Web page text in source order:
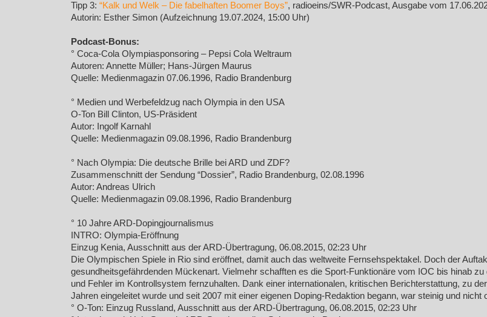
Tipp 3: “Kalk und Welk – Die fabelhaften Boomer Boys”, radioeins/SWR-Podcast, Ausgabe vom
Autorin: Esther Simon (Aufzeichnung 19.07.2024, 15:00 Uhr)
Podcast-Bonus:
° Coca-Cola Olympiasponsoring – Pepsi Cola Weltraum
Autoren: Annette Müller; Hans-Jürgen Maurus
Quelle: Medienmagazin 07.06.1996, Radio Brandenburg
° Medien und Werbefeldzug nach Olympia in den USA
O-Ton Bill Clinton, US-Präsident
Autor: Ingolf Karnahl
Quelle: Medienmagazin 09.08.1996, Radio Brandenburg
° Nach Olympia: Die deutsche Brille bei ARD und ZDF?
Zusammenschnitt der Sendung “Dossier”, Radio Brandenburg, 02.08.1996
Autor: Andreas Ulrich
Quelle: Medienmagazin 09.08.1996, Radio Brandenburg
° 10 Jahre ARD-Dopingjournalismus
INTRO: Olympia-Eröffnung
Einzug Kenia, Ausschnitt aus der ARD-Übertragung, 06.08.2015, 02:23 Uhr
Die Olympischen Spiele in Rio sind eröffnet, damit auch das weltweite Fernsehspektakel. Doch der
gesundheitsgefährdenden Mückenart. Vielmehr schafften es die Sport-Funktionäre vom IOC bis hinab
und Fehler im Kontrollsystem fernzuhalten. Dank einer internationalen, kritischen Berichterstattung, zu
Jahren eingeleitet wurde und seit 2007 mit einer eigenen Doping-Redaktion begann, war steinig und
° O-Ton: Einzug Russland, Ausschnitt aus der ARD-Übertragung, 06.08.2015, 02:23 Uhr